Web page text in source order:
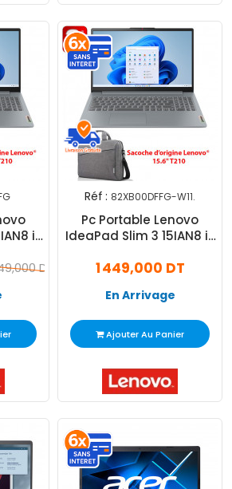
i3
DT
Réf : 82XB00DFFG-W11.
Pc Portable Lenovo
IdeaPad Slim 3 15IAN8 i3
Windows 11 Pro
1 449,000 DT
En Arrivage
Ajouter Au Panier